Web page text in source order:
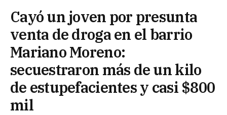
Cayó un joven por presunta
venta de droga en el barrio
Mariano Moreno:
secuestraron más de un kilo
de estupefacientes y casi $800
mil